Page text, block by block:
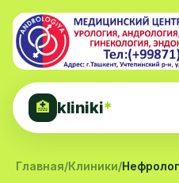
🏥 kliniki*
Главная/Клиники/